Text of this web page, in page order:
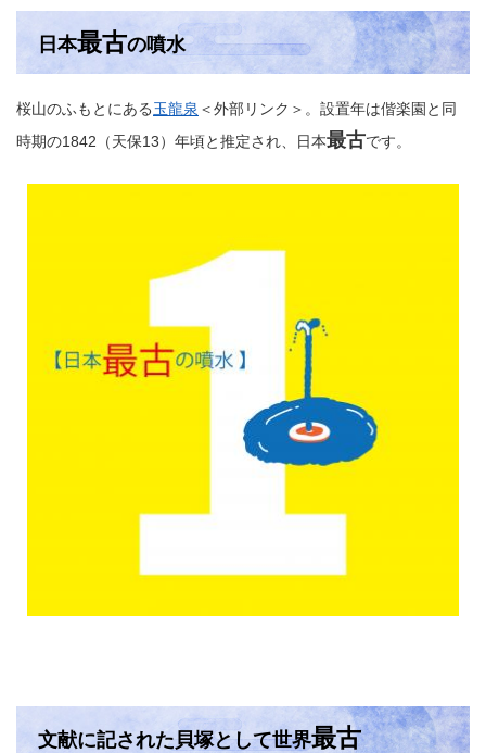
日本最古の噴水
桜山のふもとにある玉龍泉 ＜外部リンク＞ 。設置年は偕楽園と同
時期の1842（天保13）年頃と推定され、日本最古です。
文献に記された貝塚として世界最古